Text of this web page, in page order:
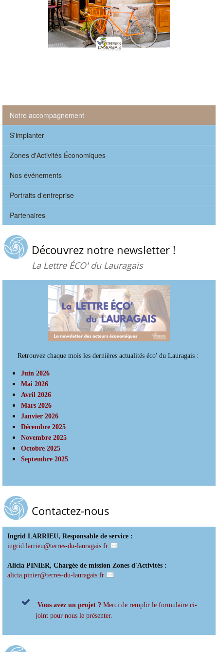
Notre accompagnement
S'implanter
Zones d'Activités Économiques
Nos événements
Portraits d'entreprise
Partenaires
Découvrez notre newsletter !
La Lettre ÉCO' du Lauragais
Retrouvez chaque mois les dernières actualités éco' du Lauragais :
Juin 2026
Mai 2026
Avril 2026
Mars 2026
Janvier 2026
Décembre 2025
Novembre 2025
Octobre 2025
Septembre 2025
Contactez-nous
Ingrid LARRIEU, Responsable de service :
ingrid.larrieu@terres-du-lauragais.fr
Alicia PINIER, Chargée de mission Zones d'Activités :
alicia.pinier@terres-du-lauragais.fr
Vous avez un projet ? Merci de remplir le formulaire ci-
joint pour nous le présenter.